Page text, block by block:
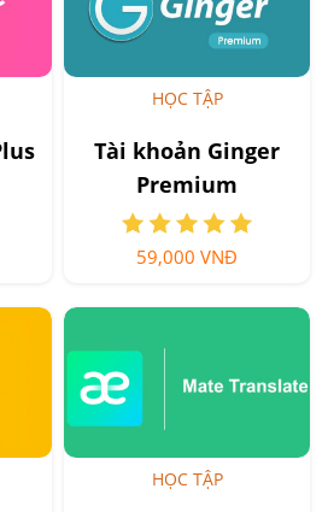
HỌC TẬP
Tài khoản Ginger
Premium
59,000 VNĐ
HỌC TẬP